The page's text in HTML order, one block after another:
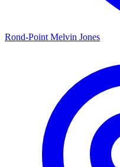
Rond-Point Melvin Jones